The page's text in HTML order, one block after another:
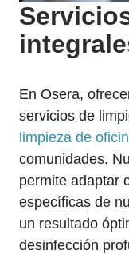
En Osera,
servicios de
limpieza de
comunidades.
permite adaptar
específicas de
un resultado
desinfección